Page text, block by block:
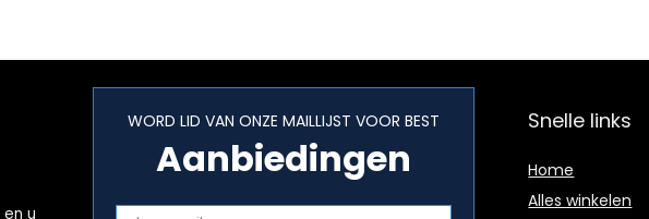
u
WORD LID VAN ONZE MAILLIJST VOOR BEST
Aanbiedingen
Snelle links
Home
Alles winkelen